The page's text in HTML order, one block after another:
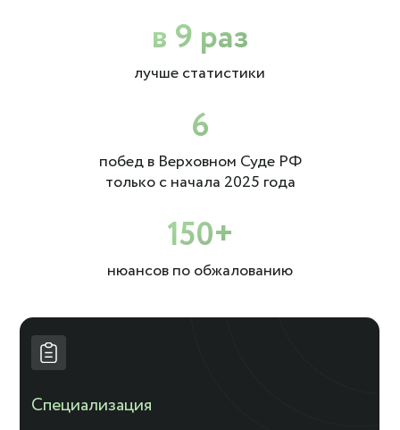
в 9 раз
лучше статистики
побед в Верховном Суде РФ
только с начала 2025 года
150+
6
нюансов по обжалованию
Специализация